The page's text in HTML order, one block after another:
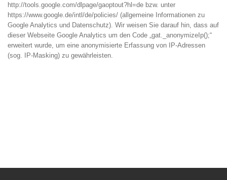
http://tools.google.com/dlpage/gaoptout?hl=de bzw. unter
https://www.google.de/intl/de/policies/ (allgemeine Informationen zu
Google Analytics und Datenschutz). Wir weisen Sie darauf hin, dass auf
dieser Webseite Google Analytics um den Code „gat._anonymizeIp();“
erweitert wurde, um eine anonymisierte Erfassung von IP-Adressen
(sog. IP-Masking) zu gewährleisten.